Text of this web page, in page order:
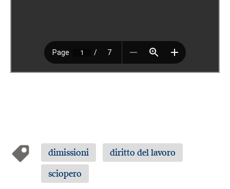
dimissioni
diritto del lavoro
sciopero